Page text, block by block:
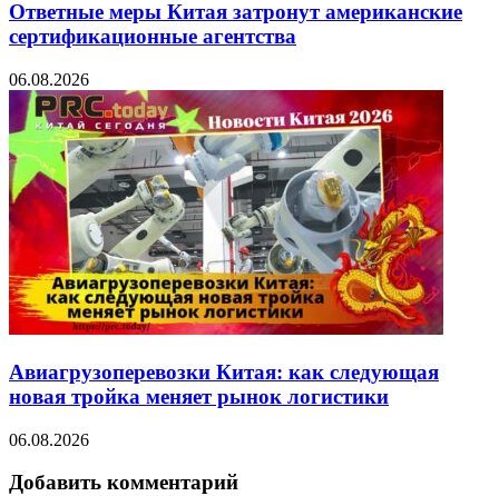
Ответные меры Китая затронут американские
сертификационные агентства
06.08.2026
Авиагрузоперевозки Китая: как следующая
новая тройка меняет рынок логистики
06.08.2026
Добавить комментарий